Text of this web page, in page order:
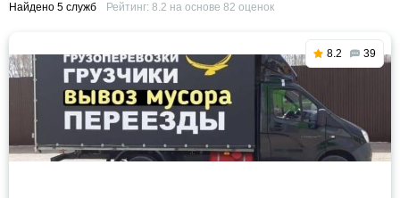
Найдено 5 служб Рейтинг: 8.2 на основе 82 оценок
8.2 39